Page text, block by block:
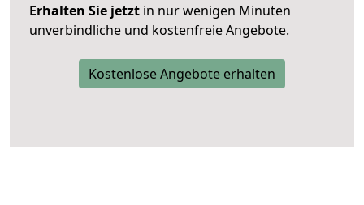
Erhalten Sie jetzt in nur wenigen Minuten
unverbindliche und kostenfreie Angebote.
Kostenlose Angebote erhalten